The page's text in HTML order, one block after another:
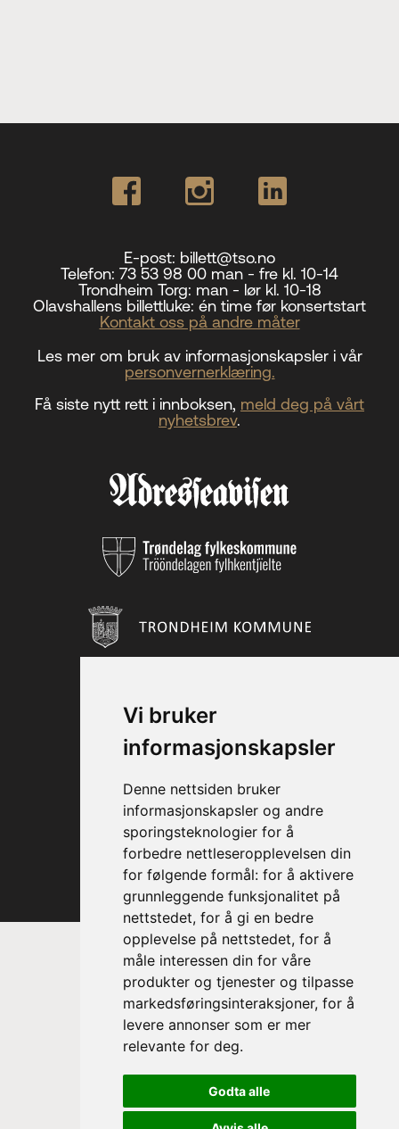
Vi bruker
informasjonskapsler
Denne nettsiden bruker
informasjonskapsler og andre
sporingsteknologier for å
forbedre nettleseropplevelsen din
for følgende formål: for å aktivere
grunnleggende funksjonalitet på
nettstedet, for å gi en bedre
opplevelse på nettstedet, for å
måle interessen din for våre
produkter og tjenester og tilpasse
markedsføringsinteraksjoner, for å
levere annonser som er mer
relevante for deg.
Godta alle
E-post: billett@tso.no
Telefon: 73 53 98 00 man - fre kl. 10-14
Trondheim Torg: man - lør kl. 10-18
Olavshallens billettluke: én time før konsertstart
Kontakt oss på andre måter
Les mer om bruk av informasjonskapsler i vår
personvernerklæring.
Få siste nytt rett i innboksen, meld deg på vårt
nyhetsbrev.
Prinsesse Astrid, fru Ferner
Trondheim Symfoniorkester & Opera
sin høye beskytter